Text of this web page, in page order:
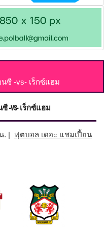
ซี -vs- เร็กซ์แฮม
-vs- เร็กซ์แฮม
. | ฟุตบอล เดอะ แชมเปี้ยน